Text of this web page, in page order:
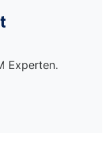
Experten.